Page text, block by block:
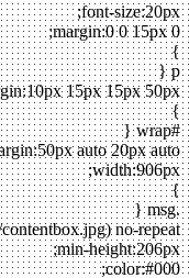
font-size:20px;
margin:0 0 15px 0;
}
p {
15px 15px 50px;
}
#wrap {
auto 20px auto;
width:906px;
}
.msg {
no-repeat;
min-height:206px;
color:#000;